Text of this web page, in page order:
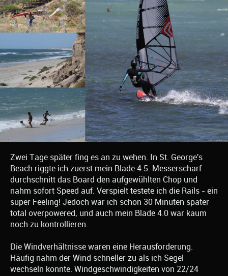
Zwei Tage später fing es an zu wehen. In St. George's
Beach riggte ich zuerst mein Blade 4.5. Messerscharf
durchschnitt das Board den aufgewühlten Chop und
nahm sofort Speed auf. Verspielt testete ich die Rails - ein
super Feeling! Jedoch war ich schon 30 Minuten später
total overpowered, und auch mein Blade 4.0 war kaum
noch zu kontrollieren.
Die Windverhältnisse waren eine Herausforderung.
Häufig nahm der Wind schneller zu als ich Segel
wechseln konnte. Windgeschwindigkeiten von 22/24